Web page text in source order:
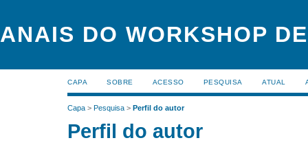
ANAIS DO WORKSHOP
CAPA SOBRE ACESSO PESQUISA ATUAL
Capa > Pesquisa > Perfil do autor
Perfil do autor